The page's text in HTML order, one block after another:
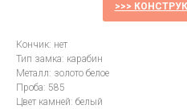
>>>
Кончик: нет
Тип замка: карабин
Металл: золото белое
Проба: 585
Цвет камней: белый